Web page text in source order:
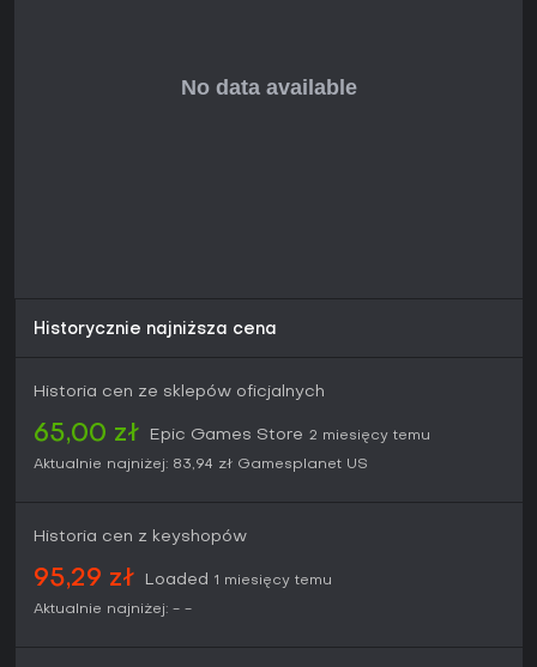
mieszane przyjęcie, choć nowe specjalizacje i starcia
Historycznie najniższa cena
Historia cen ze sklepów oficjalnych
65,00 zł Epic Games Store 2 miesięcy temu
Aktualnie najniżej: 83,94 zł Gamesplanet US
Historia cen z keyshopów
95,29 zł Loaded 1 miesięcy temu
Aktualnie najniżej: - -